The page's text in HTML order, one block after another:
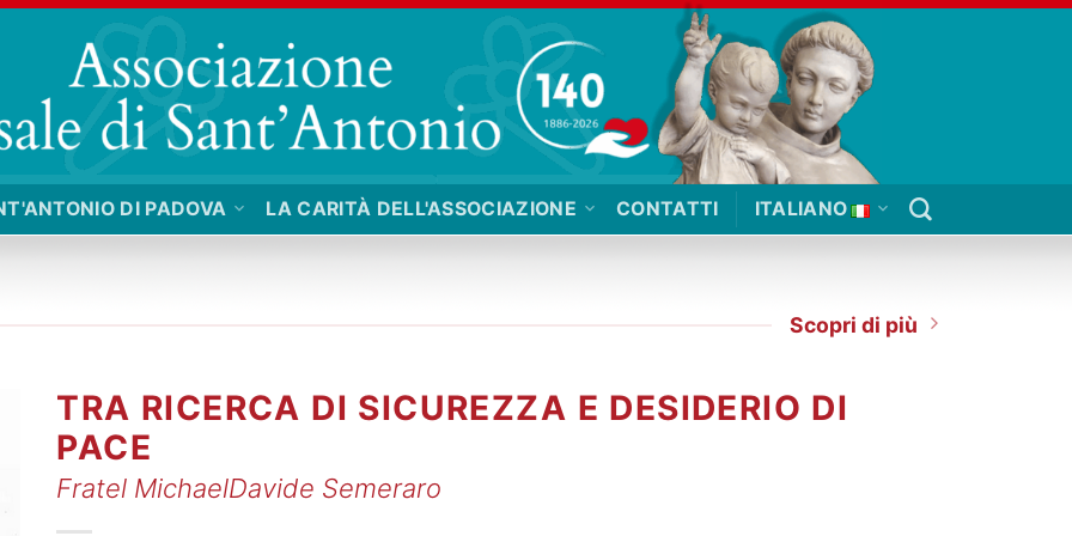
DI PADOVA LA CARITÀ DELL'ASSOCIAZIONE CONTATTI ITALIANO
Scopri di più
TRA RICERCA DI SICUREZZA E DESIDERIO DI
PACE
Fratel MichaelDavide Semeraro